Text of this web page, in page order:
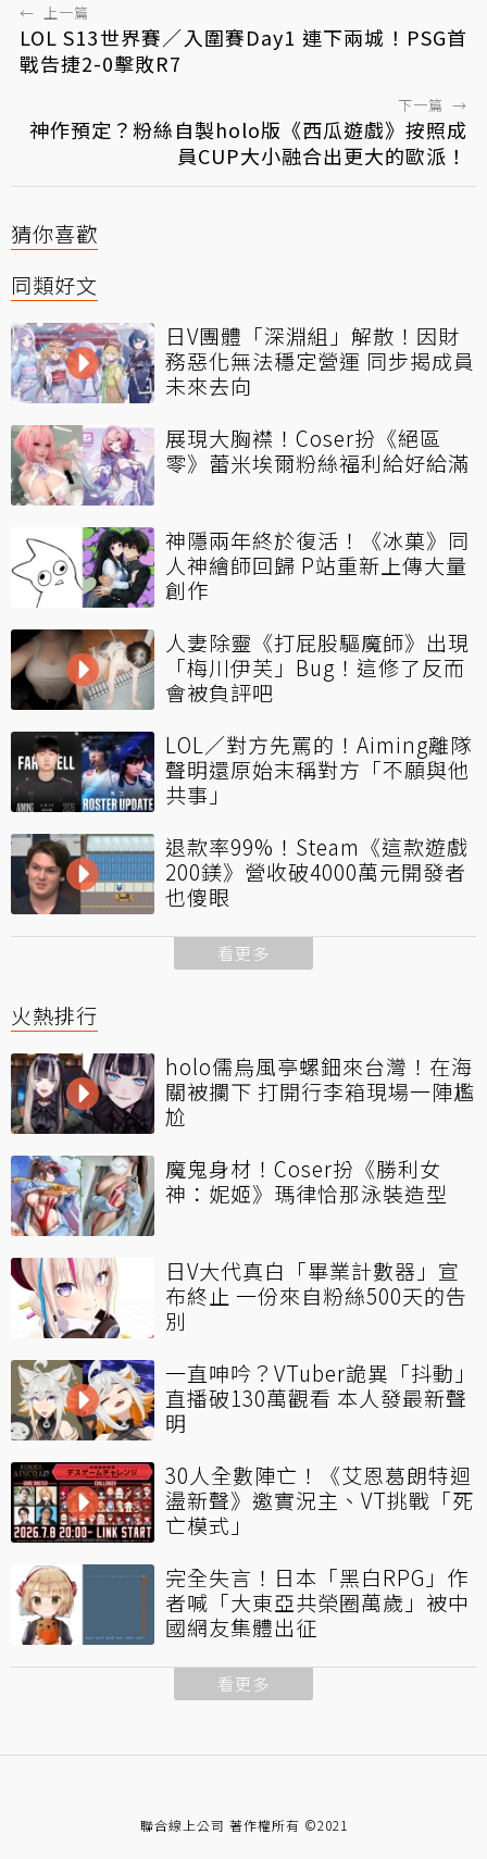
← 上一篇
LOL S13世界賽／入圍賽Day1 連下兩城！PSG首
戰告捷2-0擊敗R7
下一篇 →
神作預定？粉絲自製holo版《西瓜遊戲》按照成
員CUP大小融合出更大的歐派！
猜你喜歡
同類好文
日V團體「深淵組」解散！因財
務惡化無法穩定營運 同步揭成員
未來去向
展現大胸襟！Coser扮《絕區
零》蕾米埃爾粉絲福利給好給滿
神隱兩年終於復活！《冰菓》同
人神繪師回歸 P站重新上傳大量
創作
人妻除靈《打屁股驅魔師》出現
「梅川伊芙」Bug！這修了反而
會被負評吧
LOL／對方先罵的！Aiming離隊
聲明還原始末稱對方「不願與他
共事」
退款率99%！Steam《這款遊戲
200鎂》營收破4000萬元開發者
也傻眼
看更多
火熱排行
holo儒烏風亭螺鈿來台灣！在海
關被攔下 打開行李箱現場一陣尷
尬
魔鬼身材！Coser扮《勝利女
神：妮姬》瑪律恰那泳裝造型
日V大代真白「畢業計數器」宣
布終止 一份來自粉絲500天的告
別
一直呻吟？VTuber詭異「抖動」
直播破130萬觀看 本人發最新聲
明
30人全數陣亡！《艾恩葛朗特迴
盪新聲》邀實況主、VT挑戰「死
亡模式」
完全失言！日本「黑白RPG」作
者喊「大東亞共榮圈萬歲」被中
國網友集體出征
看更多
聯合線上公司 著作權所有 ©2021